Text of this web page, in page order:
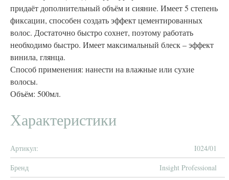
придаёт дополнительный объём и сияние. Имеет 5 степень
фиксации, способен создать эффект цементированных
волос. Достаточно быстро сохнет, поэтому работать
необходимо быстро. Имеет максимальный блеск – эффект
винила, глянца.
Способ применения: нанести на влажные или сухие
волосы.
Объём: 500мл.
Характеристики
Артикул:
I024/01
Бренд
Insight Professional